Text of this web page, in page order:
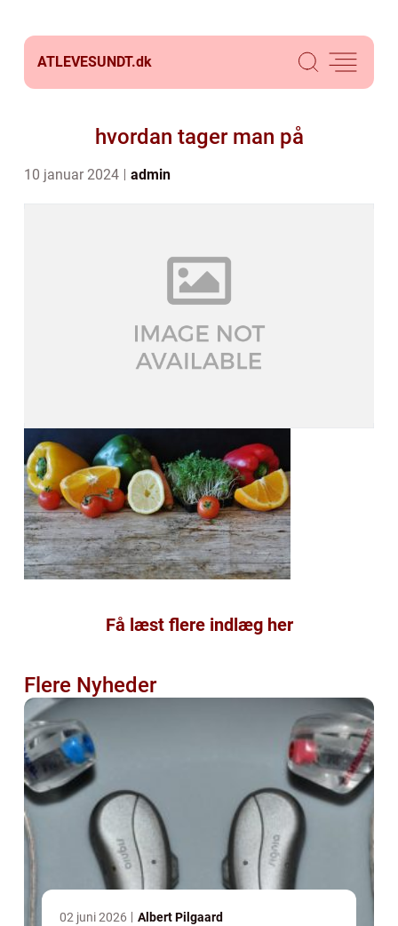
ATLEVESUNDT.dk
hvordan tager man på
10 januar 2024 admin
Få læst flere indlæg her
Flere Nyheder
02 juni 2026 Albert Pilgaard